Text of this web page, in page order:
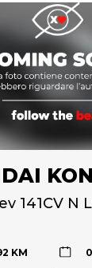
141CV N
KM